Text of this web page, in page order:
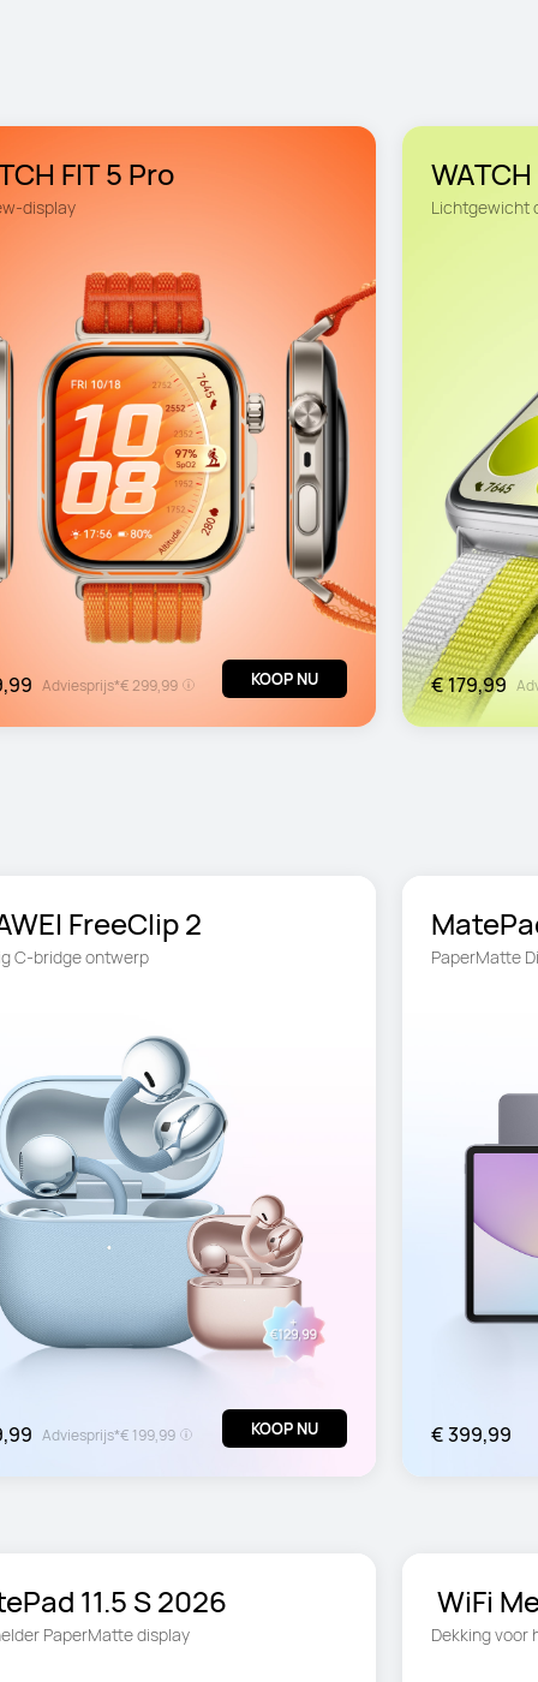
FIT 5 Pro
display
Adviesprijs*€ 299,99 KOOP NU
WATCH
Lichtgewicht
€ 179,99
FreeClip 2
C-bridge ontwerp
Adviesprijs*€ 199,99 KOOP NU
PaperMatte
€ 399,99
11.5 S 2026
PaperMatte display
WiFi
Dekking voor